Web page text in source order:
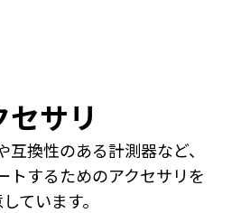
セサリ
換性のある計測器など、
トするためのアクセサリを
ています。